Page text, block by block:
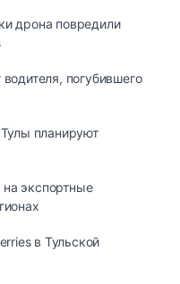
дрона повредили
погубившего
планируют
экспортные
в Тульской